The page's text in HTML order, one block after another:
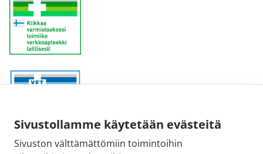
Sivustollamme käytetään evästeitä
Sivuston välttämättömiin toimintoihin
Sähköpostiosoite: